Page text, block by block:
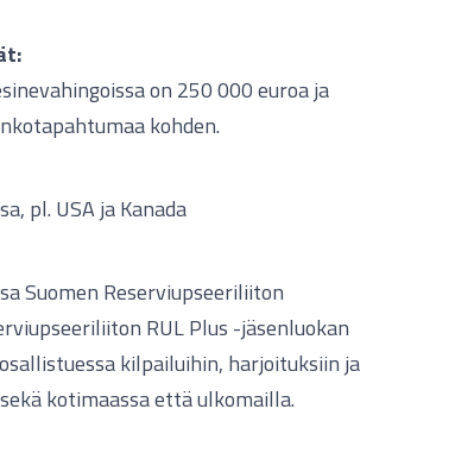
on 250 000 euroa ja
kohden.
pl. USA ja Kanada
Suomen Reserviupseeriliiton
RUL Plus -jäsenluokan
kilpailuihin, harjoituksiin ja
kotimaassa että ulkomailla.